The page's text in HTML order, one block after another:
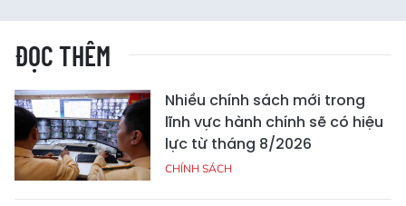
ĐỌC THÊM
Nhiều chính sách mới trong
lĩnh vực hành chính sẽ có hiệu
lực từ tháng 8/2026
CHÍNH SÁCH